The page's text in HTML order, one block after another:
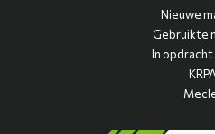
Nieuwe
Gebruikte
In opdracht